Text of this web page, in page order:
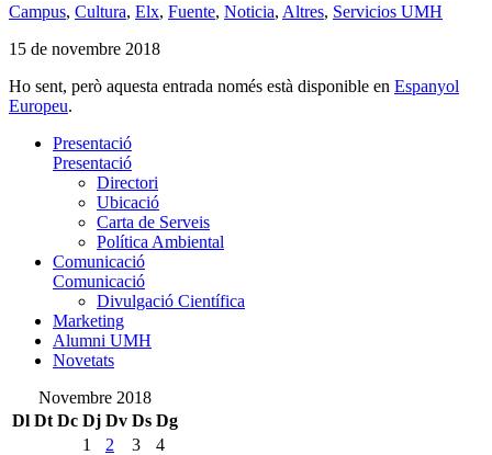
Campus, Cultura, Elx, Fuente, Noticia, Altres, Servicios UMH
15 de novembre 2018
Ho sent, però aquesta entrada només està disponible en Espanyol
Europeu.
Presentació
Presentació
Directori
Ubicació
Carta de Serveis
Política Ambiental
Comunicació
Comunicació
Divulgació Científica
Marketing
Alumni UMH
Novetats
Novembre 2018
Dl Dt Dc Dj Dv Ds Dg
1
2 3
4